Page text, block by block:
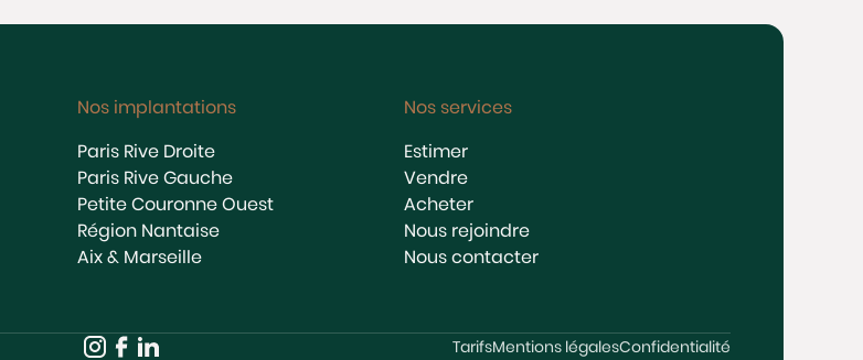
Nos implantations
Paris Rive Droite
Paris Rive Gauche
Petite Couronne Ouest
Région Nantaise
Aix & Marseille
Nos services
Estimer
Vendre
Acheter
Nous rejoindre
Nous contacter
TarifsMentions légalesConfidentialité